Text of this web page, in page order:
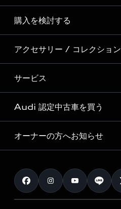
Story of Progress
Audi Sport
Formula 1®
デジタルサービス
ディーラー検索
新車在庫検索
試乗車・展示車検索
見積り依頼
試乗予約
購入を検討する
モデル一覧
特別仕様モデル / 限定モデル
e-tronラインアップ
価格シミュレーション
車両比較
カタログ一覧
アクセサリー / コレクション
純正アクセサリー
オンラインショップ
Audi collection
アウディナビアプリ
サービス
サービス入庫予約
サービスプログラム
メンテナンス
車検 / 定期点検
e-tronアフターサポート
Audi 認定中古車を買う
Audi認定中古車
クオリティ
保証
オーナーの方へお知らせ
お知らせ
オーナー様向けキャンペーン